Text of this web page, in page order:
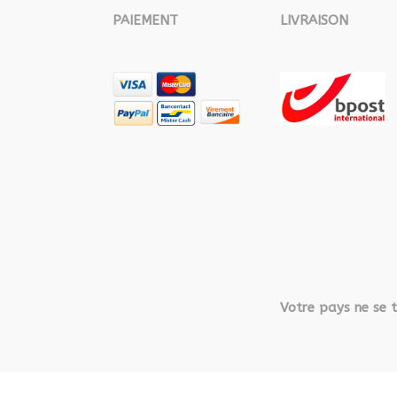
PAIEMENT LIVRAISON
Votre pays ne se